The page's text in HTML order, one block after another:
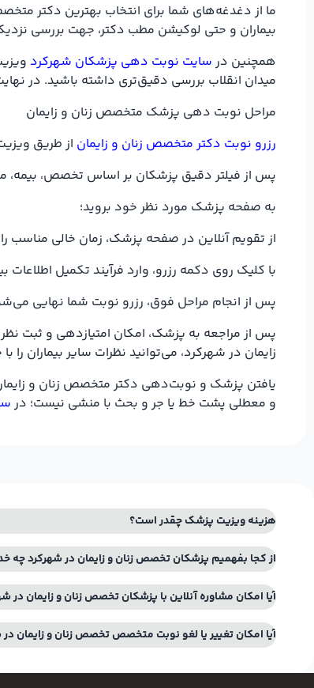
ما از دغدغه‌های شما برای انتخاب بهترین دکتر
بیماران و حتی لوکیشن مطب دکتر، جهت بررسی
همچنین در سایت نوبت دهی پزشکان شهرکرد
میدان انقلاب بررسی دقیق‌تری داشته باشید. در
مراحل نوبت دهی پزشک متخصص زنان و زایمان
رزرو نوبت دکتر متخصص زنان و زایمان از طریق
پس از فیلتر دقیق پزشکان بر اساس تخصص، بیمه،
به صفحه پزشک مورد نظر خود بروید؛
از تقویم آنلاین در صفحه پزشک، زمان خالی مناسب را
با کلیک روی دکمه رزرو، وارد فرآیند تکمیل
پس از انجام مراحل فوق، رزرو نوبت شما نهایی
پس از مراجعه به پزشک، امکان امتیازدهی و ثبت
زایمان در شهرکرد، می‌توانید نظرات سایر بیماران
یافتن پزشک و نوبت‌دهی دکتر متخصص زنان و
و معطلی پشت خط یا جر و بحث با منشی نیست؛ در
هزینه ویزیت پزشک چقدر است؟
از کجا بفهمیم پزشکان تخصص زنان و زایمان در شهرکرد چه
آیا امکان مشاوره آنلاین با پزشکان تخصص زنان و زایمان در
آیا امکان تغییر یا لغو نوبت متخصص تخصص زنان و زایمان